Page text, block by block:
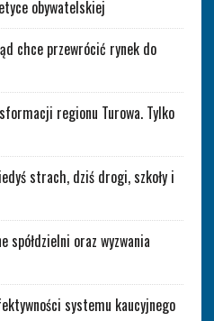
obywatelskiej
chce przewrócić rynek do
regionu Turowa. Tylko
strach, dziś drogi, szkoły i
spółdzielni oraz wyzwania
systemu kaucyjnego